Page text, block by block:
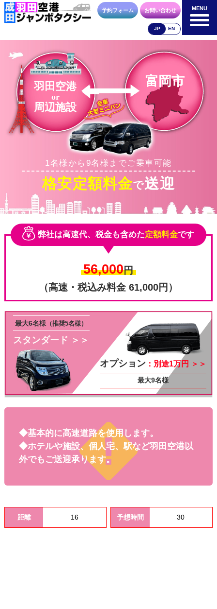
MENU
成田空港
料金表
空港送迎以外
料金表
車種・荷物 お支払方法 合流方法
お問合せ 予約フォーム
その他
料金
予約フォーム お問い合わせ
JP EN
MENU
羽田空港
or
周辺施設
富岡市
1名様から9名様までご乗車可能
格安定額料金で送迎
弊社は高速代、税金も含めた定額料金です
56,000円
（高速・税込み料金 61,000円）
スタンダード ＞＞
最大6名様 （推奨5名様）
オプション ：別途1万円 ＞＞
最大9名様
◆基本的に高速道路を使用します。
◆ホテルや施設、個人宅、駅など羽田空港以
外でもご送迎承ります。
距離 16 予想時間 30